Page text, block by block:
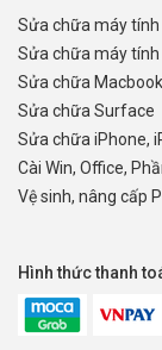
Sửa chữa máy
Sửa chữa máy tính
Sửa chữa Macbook
Sửa chữa Surface
Sửa chữa iPhone,
Cài Win, Office,
Vệ sinh, nâng cấp
Hình thức thanh